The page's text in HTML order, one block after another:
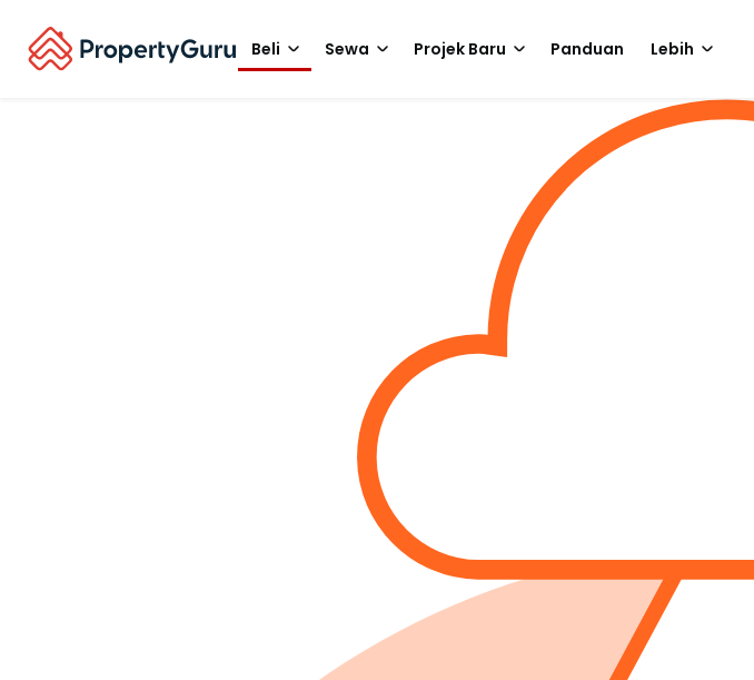
Beli Sewa Projek Baru Panduan Lebih